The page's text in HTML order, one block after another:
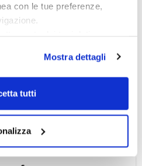
con le tue preferenze,
invitiamo a prendere visione
la “X” prosegui la
“Accetta tutti” presti
che potrai revocare in
Mostra dettagli
tutti